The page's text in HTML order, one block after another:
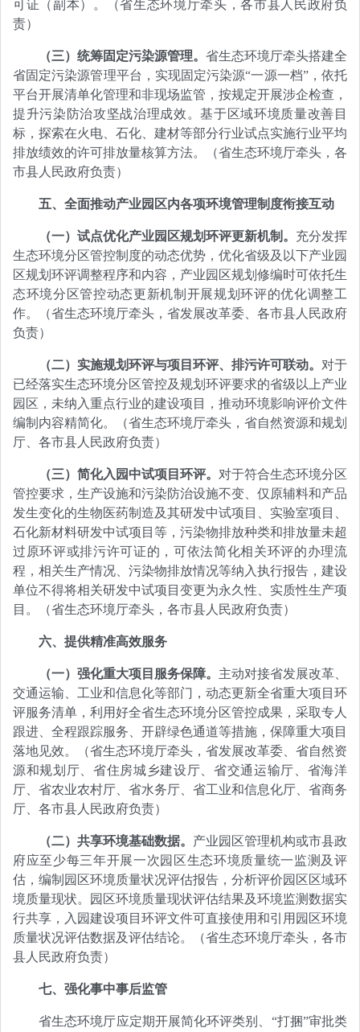
可证（副本）。（省生态环境厅牵头，各市县人民政府负
责）
（三）统筹固定污染源管理。 省生态环境厅牵头搭建全
省固定污染源管理平台，实现固定污染源“一源一档”，依托
平台开展清单化管理和非现场监管，按规定开展涉企检查，
提升污染防治攻坚战治理成效。基于区域环境质量改善目
标，探索在火电、石化、建材等部分行业试点实施行业平均
排放绩效的许可排放量核算方法。（省生态环境厅牵头，各
市县人民政府负责）
五、全面推动产业园区内各项环境管理制度衔接互动
（一）试点优化产业园区规划环评更新机制。 充分发挥
生态环境分区管控制度的动态优势，优化省级及以下产业园
区规划环评调整程序和内容，产业园区规划修编时可依托生
态环境分区管控动态更新机制开展规划环评的优化调整工
作。（省生态环境厅牵头，省发展改革委、各市县人民政府
负责）
（二）实施规划环评与项目环评、排污许可联动。 对于
已经落实生态环境分区管控及规划环评要求的省级以上产业
园区，未纳入重点行业的建设项目，推动环境影响评价文件
编制内容精简化。（省生态环境厅牵头，省自然资源和规划
厅、各市县人民政府负责）
（三）简化入园中试项目环评。 对于符合生态环境分区
管控要求，生产设施和污染防治设施不变、仅原辅料和产品
发生变化的生物医药制造及其研发中试项目、实验室项目、
石化新材料研发中试项目等，污染物排放种类和排放量未超
过原环评或排污许可证的，可依法简化相关环评的办理流
程，相关生产情况、污染物排放情况等纳入执行报告，建设
单位不得将相关研发中试项目变更为永久性、实质性生产项
目。（省生态环境厅牵头，各市县人民政府负责）
六、提供精准高效服务
（一）强化重大项目服务保障。 主动对接省发展改革、
交通运输、工业和信息化等部门，动态更新全省重大项目环
评服务清单，利用好全省生态环境分区管控成果，采取专人
跟进、全程跟踪服务、开辟绿色通道等措施，保障重大项目
落地见效。（省生态环境厅牵头，省发展改革委、省自然资
源和规划厅、省住房城乡建设厅、省交通运输厅、省海洋
厅、省农业农村厅、省水务厅、省工业和信息化厅、省商务
厅、各市县人民政府负责）
（二）共享环境基础数据。 产业园区管理机构或市县政
府应至少每三年开展一次园区生态环境质量统一监测及评
估，编制园区环境质量状况评估报告，分析评价园区区域环
境质量现状。园区环境质量现状评估结果及环境监测数据实
行共享，入园建设项目环评文件可直接使用和引用园区环境
质量状况评估数据及评估结论。（省生态环境厅牵头，各市
县人民政府负责）
七、强化事中事后监管
省生态环境厅应定期开展简化环评类别、“打捆”审批类